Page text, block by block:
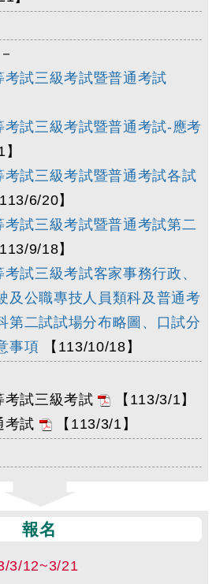
試三級考試暨普通考試
試三級考試暨普通考試-應考
試三級考試暨普通考試各試
6/20】
試三級考試暨普通考試第二
9/18】
試三級考試客家事務行政、
及公職專技人員類科及普通考
第二試試場分布略圖、口試分
事項 【113/10/18】
考試三級考試
【113/3/1】
考試
【113/3/1】
報名
3/12~3/21